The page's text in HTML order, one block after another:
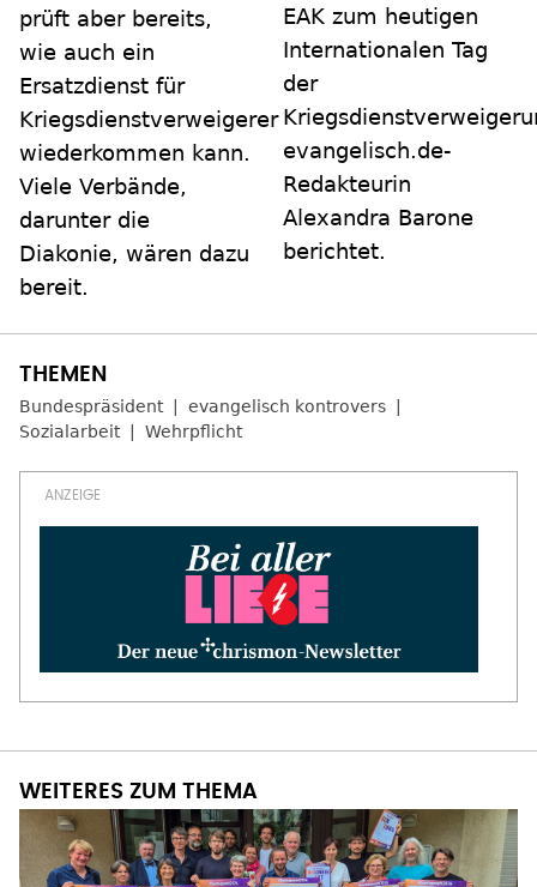
prüft aber bereits,
wie auch ein
Ersatzdienst für
Kriegsdienstverweigerer
wiederkommen kann.
Viele Verbände,
darunter die
Diakonie, wären dazu
bereit.
EAK zum heutigen
Internationalen Tag
der
evangelisch.de-
Redakteurin
Alexandra Barone
berichtet.
Bundespräsident
evangelisch kontrovers
Sozialarbeit
Wehrpflicht
WEITERES ZUM THEMA